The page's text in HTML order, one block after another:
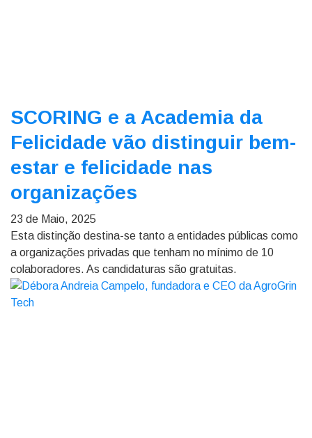
SCORING e a Academia da
Felicidade vão distinguir bem-
estar e felicidade nas
organizações
23 de Maio, 2025
Esta distinção destina-se tanto a entidades públicas como
a organizações privadas que tenham no mínimo de 10
colaboradores. As candidaturas são gratuitas.